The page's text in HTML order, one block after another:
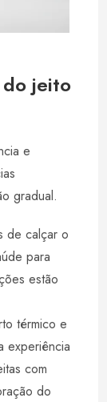
jeito
e
gradual.
de calçar o
para
estão
térmico e
experiência
com
do